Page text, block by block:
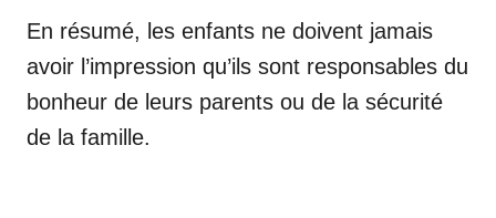
En résumé, les enfants ne doivent jamais
avoir l’impression qu’ils sont responsables du
bonheur de leurs parents ou de la sécurité
de la famille.